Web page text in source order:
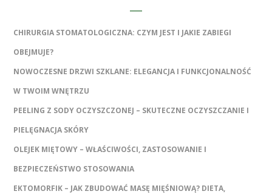
CHIRURGIA STOMATOLOGICZNA: CZYM JEST I JAKIE ZABIEGI
OBEJMUJE?
NOWOCZESNE DRZWI SZKLANE: ELEGANCJA I FUNKCJONALNOŚĆ
W TWOIM WNĘTRZU
PEELING Z SODY OCZYSZCZONEJ – SKUTECZNE OCZYSZCZANIE I
PIELĘGNACJA SKÓRY
OLEJEK MIĘTOWY – WŁAŚCIWOŚCI, ZASTOSOWANIE I
BEZPIECZEŃSTWO STOSOWANIA
EKTOMORFIK – JAK ZBUDOWAĆ MASĘ MIĘŚNIOWĄ? DIETA,